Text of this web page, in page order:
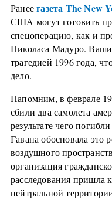
Ранеегазета The New
США могут готовить
спецоперацию, как и
Николаса Мадуро.
трагедией 1996 года,
дело.
Напомним, в феврале
сбили два самолета
результате чего
Гавана обосновала это
воздушного
организация
расследования пришла
нейтральной